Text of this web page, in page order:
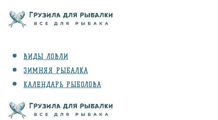
ВИДЫ ЛОВЛИ
ЗИМНЯЯ РЫБАЛКА
КАЛЕНДАРЬ РЫБОЛОВА
СНАРЯЖЕНИЕ